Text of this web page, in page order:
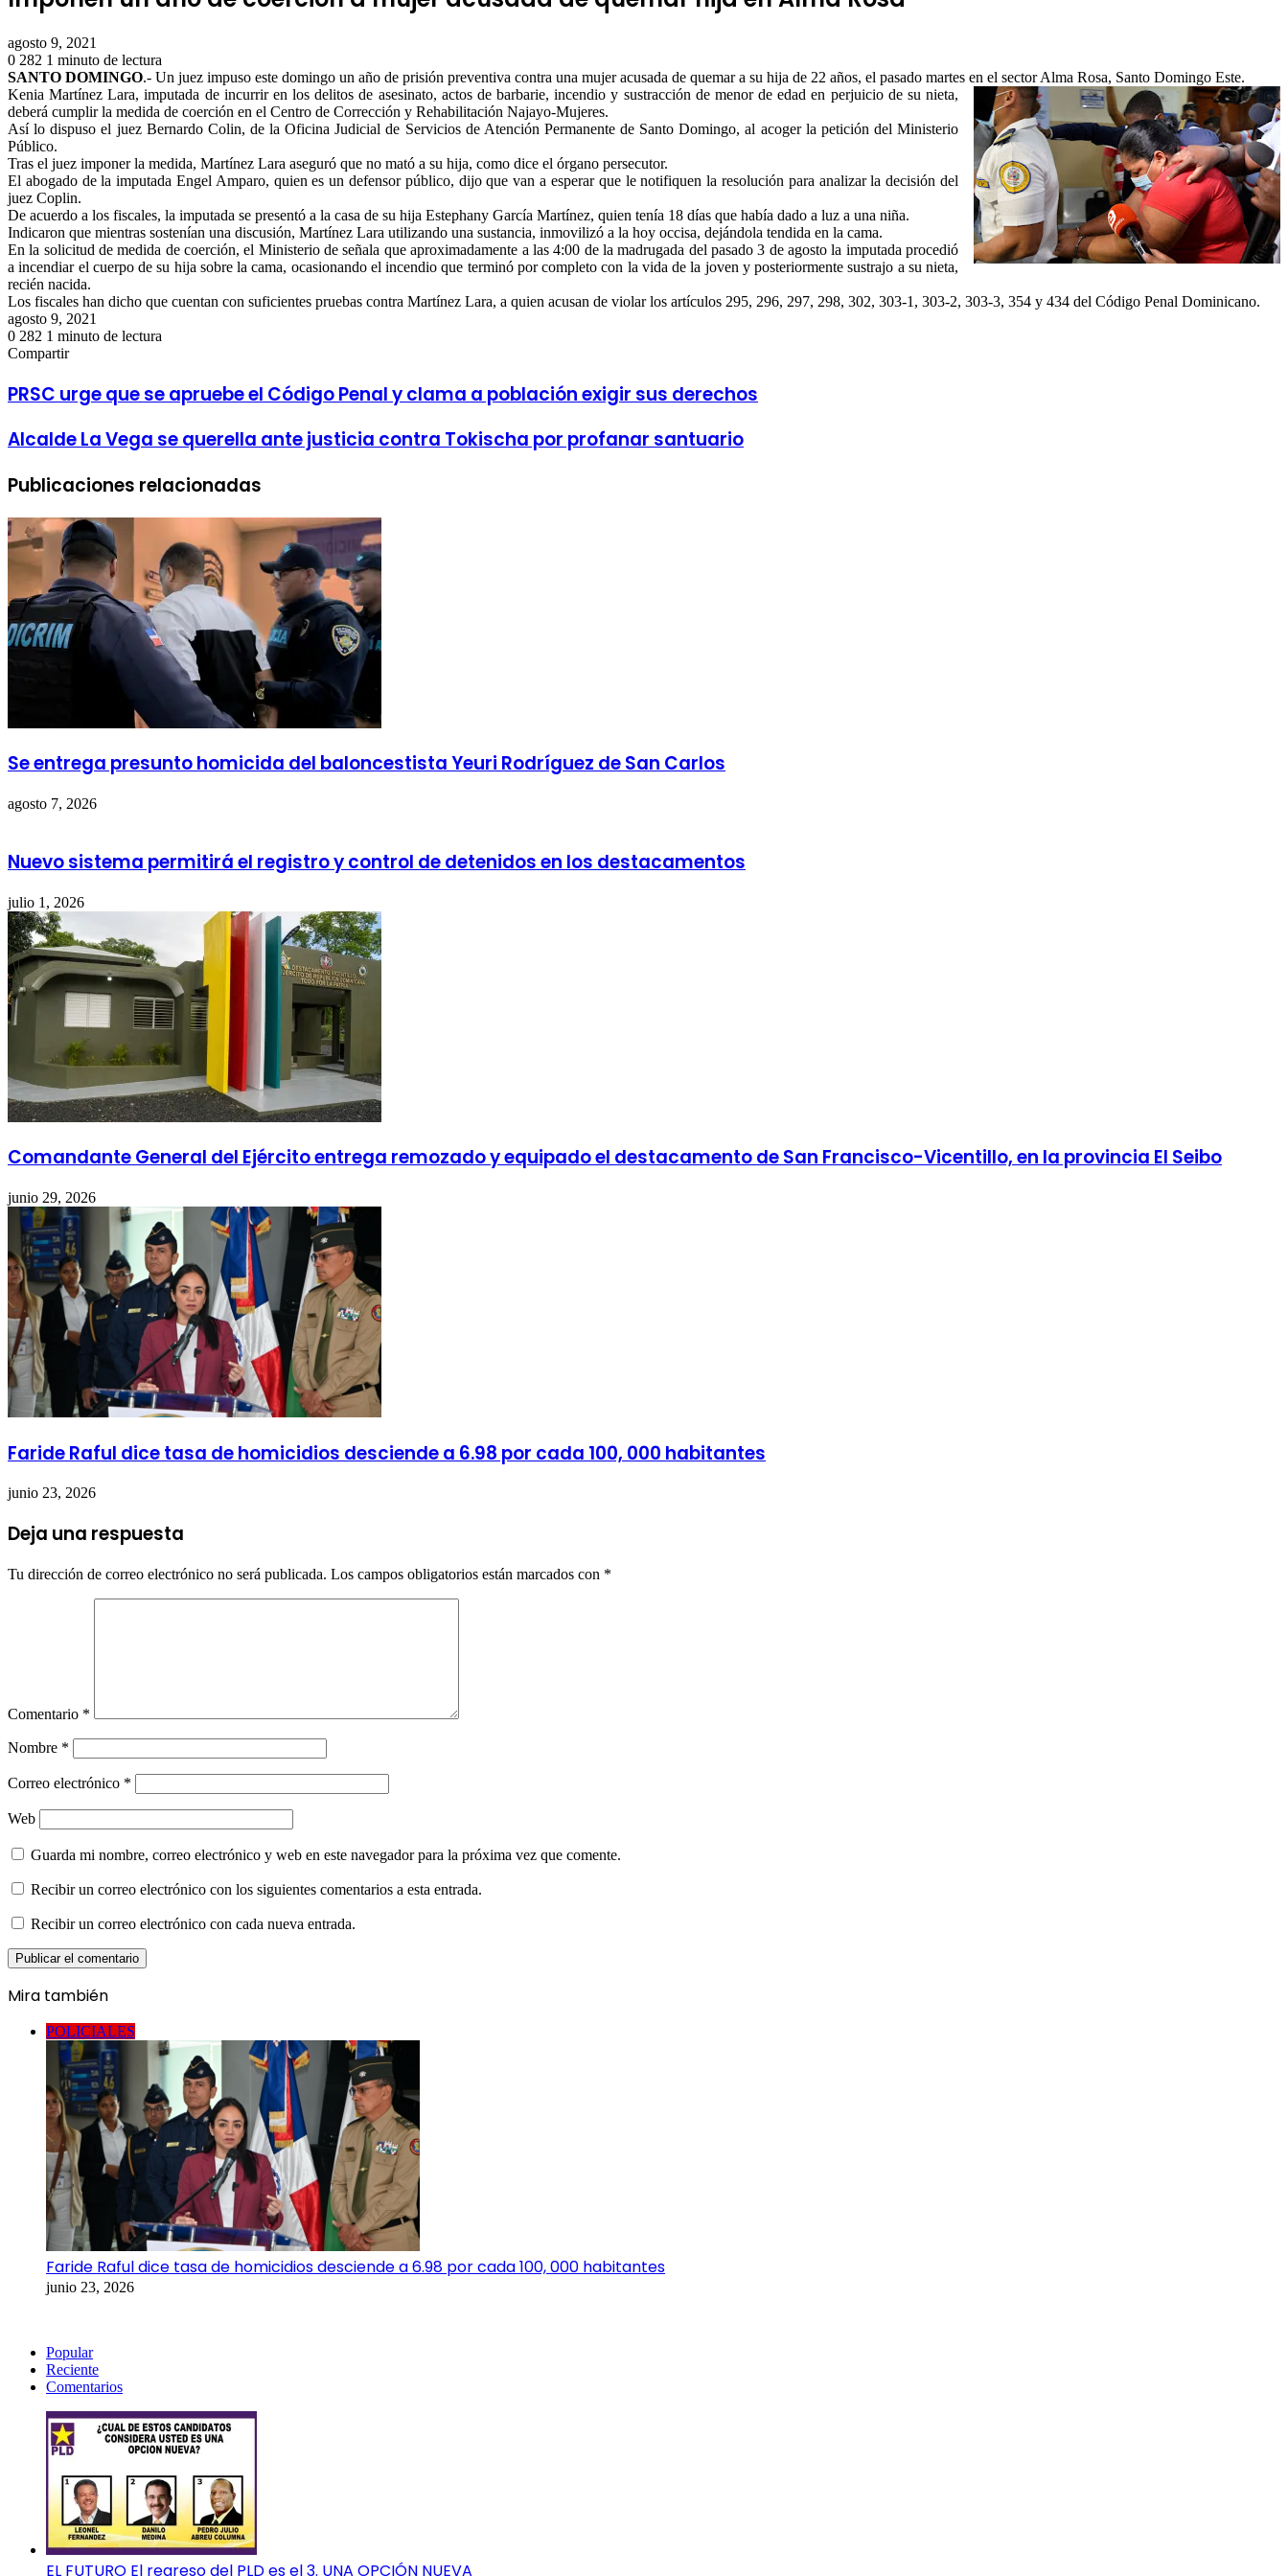
agosto 9, 2021
0 282 1 minuto de lectura
Facebook
Twitter
LinkedIn
Tumblr
Pinterest
Reddit
Pocket
SANTO DOMINGO.- Un juez impuso este domingo un año de prisión preventiva contra una mujer acusada de quemar a su hija de 22 años, el pasado martes en el sector Alma Rosa, Santo Domingo Este.
Kenia Martínez Lara, imputada de incurrir en los delitos de asesinato, actos de barbarie, incendio y sustracción de menor de edad en perjuicio de su nieta,
deberá cumplir la medida de coerción en el Centro de Corrección y Rehabilitación Najayo-Mujeres.
Así lo dispuso el juez Bernardo Colin, de la Oficina Judicial de Servicios de Atención Permanente de Santo Domingo, al acoger la petición del Ministerio
Público.
Tras el juez imponer la medida, Martínez Lara aseguró que no mató a su hija, como dice el órgano persecutor.
El abogado de la imputada Engel Amparo, quien es un defensor público, dijo que van a esperar que le notifiquen la resolución para analizar la decisión del
juez Coplin.
De acuerdo a los fiscales, la imputada se presentó a la casa de su hija Estephany García Martínez, quien tenía 18 días que había dado a luz a una niña.
Indicaron que mientras sostenían una discusión, Martínez Lara utilizando una sustancia, inmovilizó a la hoy occisa, dejándola tendida en la cama.
En la solicitud de medida de coerción, el Ministerio de señala que aproximadamente a las 4:00 de la madrugada del pasado 3 de agosto la imputada procedió
a incendiar el cuerpo de su hija sobre la cama, ocasionando el incendio que terminó por completo con la vida de la joven y posteriormente sustrajo a su nieta,
recién nacida.
Los fiscales han dicho que cuentan con suficientes pruebas contra Martínez Lara, a quien acusan de violar los artículos 295, 296, 297, 298, 302, 303-1, 303-2, 303-3, 354 y 434 del Código Penal Dominicano.
agosto 9, 2021
0 282 1 minuto de lectura
Facebook
Twitter
LinkedIn
Tumblr
Pinterest
Reddit
Pocket
Compartir
por
correo
PRSC urge que se apruebe el Código Penal y clama a población exigir sus derechos
Alcalde La Vega se querella ante justicia contra Tokischa por profanar santuario
Publicaciones relacionadas
Se entrega presunto homicida del baloncestista Yeuri Rodríguez de San Carlos
agosto 7, 2026
Nuevo sistema permitirá el registro y control de detenidos en los destacamentos
julio 1, 2026
Comandante General del Ejército entrega remozado y equipado el destacamento de San Francisco-Vicentillo, en la provincia El Seibo
junio 29, 2026
Faride Raful dice tasa de homicidios desciende a 6.98 por cada 100, 000 habitantes
junio 23, 2026
Deja una respuesta
Tu dirección de correo electrónico no será publicada. Los campos obligatorios están marcados con *
Comentario *
Nombre *
Correo electrónico *
Web
Guarda mi nombre, correo electrónico y web en este navegador para la próxima vez que comente.
Recibir un correo electrónico con los siguientes comentarios a esta entrada.
Recibir un correo electrónico con cada nueva entrada.
Mira también
POLICIALES
Faride Raful dice tasa de homicidios desciende a 6.98 por cada 100, 000 habitantes
junio 23, 2026
Popular
Reciente
Comentarios
EL FUTURO El regreso del PLD es el 3. UNA OPCIÓN NUEVA